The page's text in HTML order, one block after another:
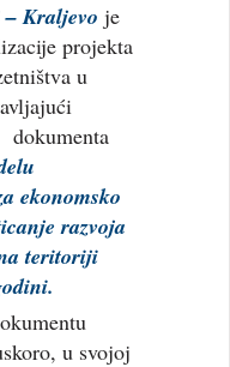
Kraljevo je
projekta
u
ekonomsko
razvoja
teritoriji
u svojoj